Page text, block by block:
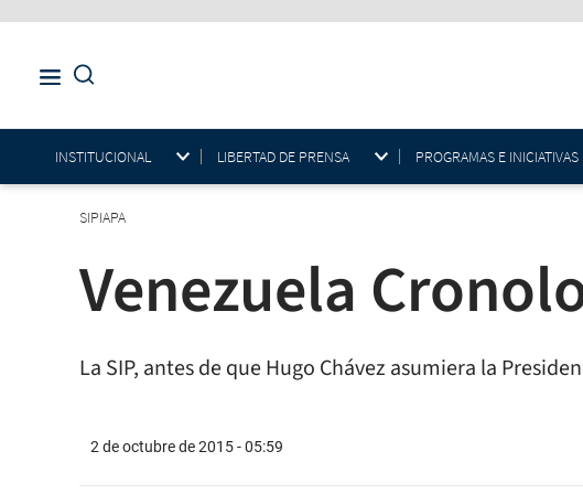
INSTITUCIONAL LIBERTAD DE PRENSA PROGRAMAS E INICIATIVAS
SIPIAPA
Venezuela
La SIP, antes de que Hugo Chávez asumiera la
2 de octubre de 2015 - 05:59